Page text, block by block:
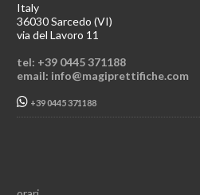
Italy
36030 Sarcedo (VI)
via del Lavoro 11
tel: +39 0445 371188
email: info@magiprettifiche.com
+39 0445 371188